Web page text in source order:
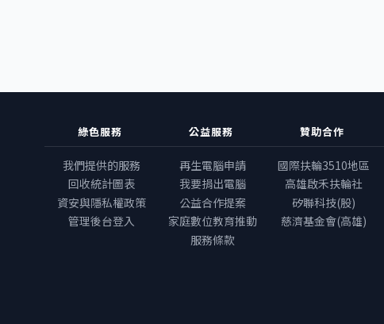
綠色服務
我們提供的服務
回收統計圖表
資安與隱私權政策
管理後台登入
公益服務
再生電腦申請
我要捐出電腦
公益合作提案
家庭數位教育推動
服務條款
贊助合作
國際扶輪3510地區
高雄啟禾扶輪社
矽聯科技(股)
慈濟基金會(高雄)